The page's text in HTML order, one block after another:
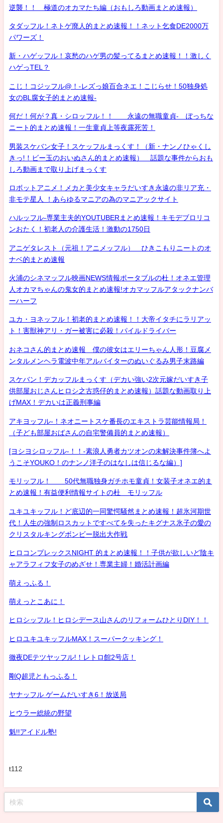
逆襲！！ 極道のオカマたち編（おもしろ動画まとめ速報）
タダッフル！ネトゲ廃人的まとめ速報！！ネット乞食DE2000万
パワーズ！
新・ハゲッフル！哀愁のハゲ男の髪ってるまとめ速報！！激しく
ハゲっTEL？
こじ！コジッフル@！-レズっ娘百合ネエ！こじらせ！50独身処
女のBL腐女子的まとめ速報-
何だ！何が？真・シロッフル！！ 永遠の無職童貞- ぼっちな
ニート的まとめ速報！一生童貞上等夜露死苦！
男装スケバン女子！スケッフルまっくす！（新・ナンノひゃくし
きっ!！ビー玉のおいぬさん的まとめ速報） 話題な事件からおも
しろ動画まで取り上げまっくす
ロボットアニメ！メカと美少女キャラだいすき永遠の非リア充・
非モテ星人 ！あらゆるマニアの為のマニアックサイト
ハルッフル-専業主夫的YOUTUBERまとめ速報！キモデブロリコ
ンおたく！初老人の介護生活！激動の1750日
アニゲタレスト（元祖！アニメッフル） ひきこもりニートのオ
ナベ的まとめ速報
火浦のシネマッフル映画NEWS情報ポータブルの杜！オネエ管理
人オカマちゃんの鬼女的まとめ速報!オカマッフルアタックナンバ
ーハーフ
ユカ・ヨネッフル！初老的まとめ速報！！大帝イタチにラリアッ
ト！害獣神アリ・ガー被害に必殺！パイルドライバー
おネコさん的まとめ速報 僕の彼女はエリーちゃん人形！豆腐メ
ンタルメンヘラ電波中年アルバイターのぬいぐるみ男子末路編
スケバン！デカッフルまっくす（デカい強い2次元嫁だいすき子
供部屋おじさんヒロシ之古惑仔的まとめ速報）話題な動画取り上
げMAX！デカいは正義刑事編
アキヨッフル-！ネオニートスケ番長のエキストラ芸能情報局！
（子ども部屋おばさんの自宅警備員的まとめ速報）
[ヨシヨシロッフル-！！-素浪人勇者カツオンの未解決事件簿へよ
うこそYOUKO！のナンノ洋子のはなしは信じるな編）]
モリッフル！ 50代無職独身ガチホモ童貞！女装子オネエ的ま
とめ速報！有益便利情報サイトの杜 モリッフル
ユキユキッフル！ど底辺的一同驚愕騒然まとめ速報！超氷河期世
代！人生の強制ロスカットですべてを失ったキグナス氷子の愛の
クリスタルキングボンビー脱出大作戦
ヒロコンプレックスNIGHT 的まとめ速報！！子供が欲しいど陰キ
ャアラフィフ女子のめざせ！専業主婦！婚活計画編
萌えっふる！
萌えっとこあに！
ヒロシッフル！ヒロシデース山さんのリフォームひとりDIY！！
ヒロユキユキッフルMAX！スーパークッキング！
徹夜DEテツヤッフル!！レトロ館2号店！
剛Q超児ともっふる！
ヤナッフル ゲームだいすき6！放送局
ヒウラー総統の野望
魁!!アイドル塾!
t112